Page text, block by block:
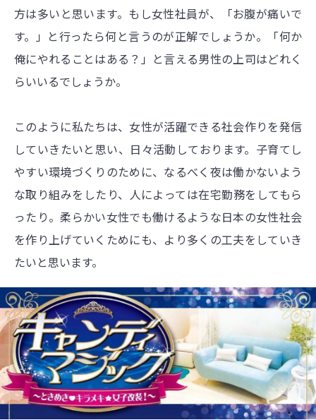
方は多いと思います。もし女性社員が、「お腹が痛いで
す。」と行ったら何と言うのが正解でしょうか。「何か
俺にやれることはある？」と言える男性の上司はどれく
らいいるでしょうか。
このように私たちは、女性が活躍できる社会作りを発信
していきたいと思い、日々活動しております。子育てし
やすい環境づくりのために、なるべく夜は働かないよう
な取り組みをしたり、人によっては在宅勤務をしてもら
ったり。柔らかい女性でも働けるような日本の女性社会
を作り上げていくためにも、より多くの工夫をしていき
たいと思います。